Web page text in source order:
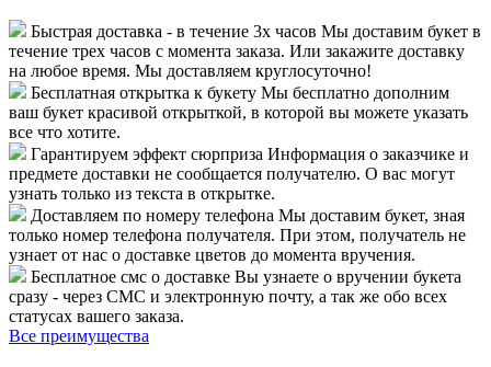
Быстрая доставка - в течение 3х часов Мы доставим букет в
течение трех часов с момента заказа. Или закажите доставку
на любое время. Мы доставляем круглосуточно!
Бесплатная открытка к букету Мы бесплатно дополним
ваш букет красивой открыткой, в которой вы можете указать
все что хотите.
Гарантируем эффект сюрприза Информация о заказчике и
предмете доставки не сообщается получателю. О вас могут
узнать только из текста в открытке.
Доставляем по номеру телефона Мы доставим букет, зная
только номер телефона получателя. При этом, получатель не
узнает от нас о доставке цветов до момента вручения.
Бесплатное смс о доставке Вы узнаете о вручении букета
сразу - через СМС и электронную почту, а так же обо всех
статусах вашего заказа.
Все преимущества